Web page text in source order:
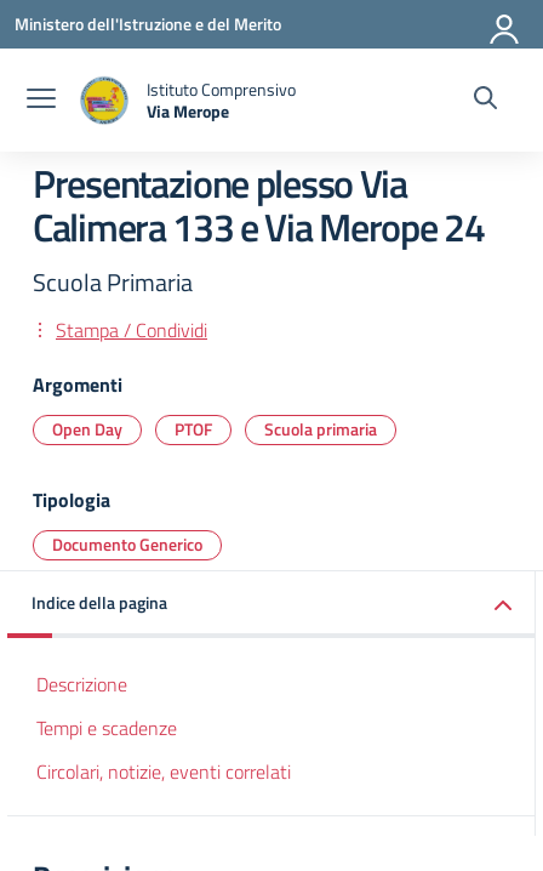
Vai ai contenuti
Vai al menu di navigazione
Vai al footer
Ministero dell'Istruzione e del Merito
Istituto Comprensivo
Via Merope
Presentazione plesso Via
Calimera 133 e Via Merope 24
Scuola Primaria
Stampa / Condividi
Argomenti
Open Day PTOF Scuola primaria
Tipologia
Documento Generico
Indice della pagina
Descrizione
Tempi e scadenze
Circolari, notizie, eventi correlati